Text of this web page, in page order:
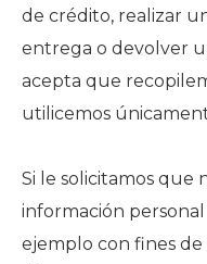
de crédito, realizar
entrega o devolver
acepta que
utilicemos
Si le solicitamos que
información
ejemplo con fines